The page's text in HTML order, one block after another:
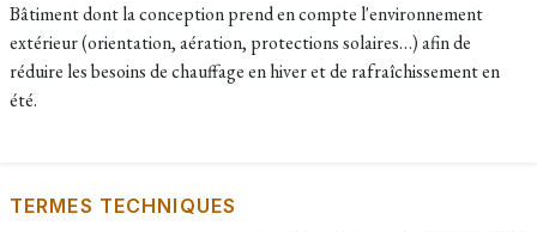
Bâtiment dont la conception prend en compte l'environnement
extérieur (orientation, aération, protections solaires…) afin de
réduire les besoins de chauffage en hiver et de rafraîchissement en
été.
TERMES TECHNIQUES